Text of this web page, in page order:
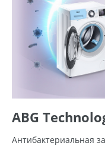
ABG
Антибактериальная